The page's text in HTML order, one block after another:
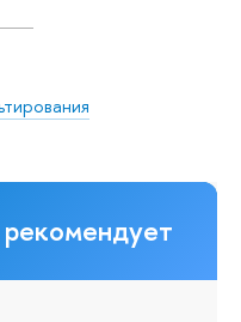
рекомендует